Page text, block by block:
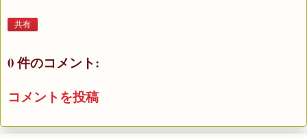
共有
0 件のコメント:
コメントを投稿